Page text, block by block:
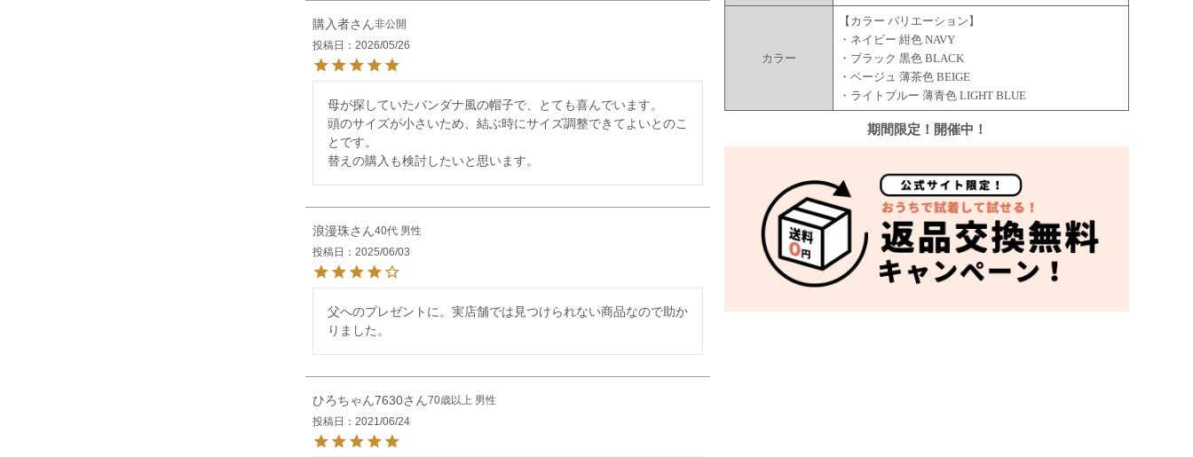
購入者
非公開
投稿日
2026/05/26
母が探していたバンダナ風の帽子で、とても喜んでいます。
頭のサイズが小さいため、結ぶ時にサイズ調整できてよいとのこ
とです。
替えの購入も検討したいと思います。
浪漫珠 40代 男性
投稿日
2025/06/03
父へのプレゼントに。実店舗では見つけられない商品なので助か
りました。
ひろちゃん7630 70歳以上 男性
投稿日
2021/06/24
カラー
【カラー バリエーション】
・ネイビー 紺色 NAVY
・ブラック 黒色 BLACK
・ベージュ 薄茶色 BEIGE
・ライトブルー 薄青色 LIGHT BLUE
期間限定！開催中！